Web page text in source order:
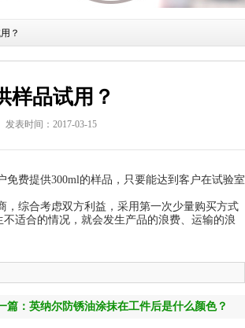
？
样品试用？
发表时间：2017-03-15
费提供300ml的样品，只要能达到客户在试验室
综合考虑双方利益，采用第一次少量购买方式
适合的情况，就会发生产品的浪费、运输的浪
篇：英纳尔防锈油涂抹在工件后是什么颜色？